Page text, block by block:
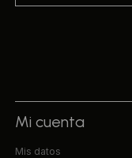
Mi cuenta
Mis datos